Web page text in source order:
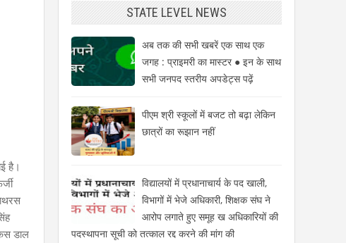
है।
डाल
STATE LEVEL NEWS
अब तक की सभी खबरें एक साथ एक
जगह : प्राइमरी का मास्टर ● इन के साथ
सभी जनपद स्तरीय अपडेट्स पढ़ें
पीएम श्री स्कूलों में बजट तो बढ़ा लेकिन
छात्रों का रूझान नहीं
विद्यालयों में प्रधानाचार्य के पद खाली,
विभागों में भेजे अधिकारी, शिक्षक संघ ने
आरोप लगाते हुए समूह ख अधिकारियों की
पदस्थापना सूची को तत्काल रद्द करने की मांग की